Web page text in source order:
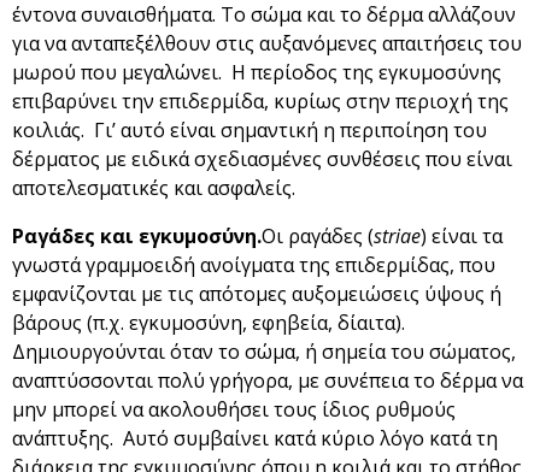
έντονα συναισθήματα. Το σώμα και το δέρμα αλλάζουν
για να ανταπεξέλθουν στις αυξανόμενες απαιτήσεις του
μωρού που μεγαλώνει. Η περίοδος της εγκυμοσύνης
επιβαρύνει την επιδερμίδα, κυρίως στην περιοχή της
κοιλιάς. Γι’ αυτό είναι σημαντική η περιποίηση του
δέρματος με ειδικά σχεδιασμένες συνθέσεις που είναι
αποτελεσματικές και ασφαλείς.
Ραγάδες και εγκυμοσύνη.Οι ραγάδες (striae) είναι τα
γνωστά γραμμοειδή ανοίγματα της επιδερμίδας, που
εμφανίζονται με τις απότομες αυξομειώσεις ύψους ή
βάρους (π.χ. εγκυμοσύνη, εφηβεία, δίαιτα).
Δημιουργούνται όταν το σώμα, ή σημεία του σώματος,
αναπτύσσονται πολύ γρήγορα, με συνέπεια το δέρμα να
μην μπορεί να ακολουθήσει τους ίδιος ρυθμούς
ανάπτυξης. Αυτό συμβαίνει κατά κύριο λόγο κατά τη